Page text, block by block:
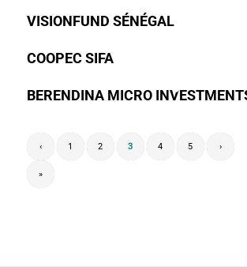
VISIONFUND SÉNÉGAL
COOPEC SIFA
BERENDINA MICRO
‹ 1 2 3 4 5 ›
»